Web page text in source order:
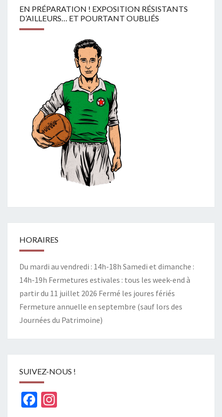
EN PRÉPARATION ! EXPOSITION RÉSISTANTS
D’AILLEURS… ET POURTANT OUBLIÉS
HORAIRES
Du mardi au vendredi : 14h-18h Samedi et dimanche :
14h-19h Fermetures estivales : tous les week-end à
partir du 11 juillet 2026 Fermé les joures fériés
Fermeture annuelle en septembre (sauf lors des
Journées du Patrimoine)
SUIVEZ-NOUS !
Facebook